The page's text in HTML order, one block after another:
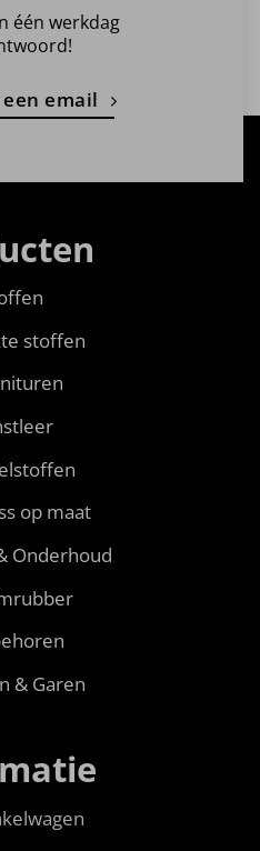
één werkdag
email
stoffen
op maat
Onderhoud
& Garen